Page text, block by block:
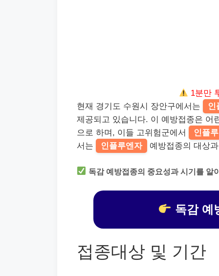
1분만
현재 경기도 수원시 장안구에서는
인
제공되고 있습니다. 이 예방접종은 어
으로 하며, 이들 고위험군에서
인플
서는
인플루엔자 예방접종의 대상
독감 예방접종의 중요성과 시기를 알
독감 예
접종대상 및 기간